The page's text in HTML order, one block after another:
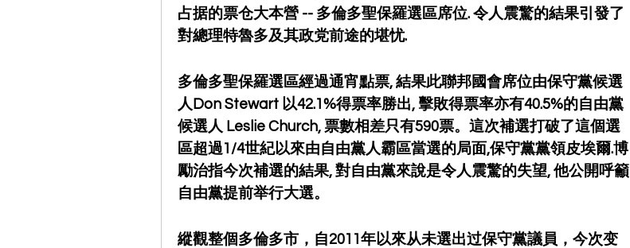
占据的票仓大本營 -- 多倫多聖保羅選區席位. 令人震驚的結果引發了
對總理特魯多及其政党前途的堪忧.
多倫多聖保羅選區經過通宵點票, 結果此聯邦國會席位由保守黨候選
人Don Stewart 以42.1%得票率勝出, 擊敗得票率亦有40.5%的自由黨
候選人 Leslie Church, 票數相差只有590票。這次補選打破了這個選
區超過1/4世紀以來由自由黨人霸區當選的局面,保守黨黨領皮埃爾.博
勵治指今次補選的結果, 對自由黨來說是令人震驚的失望, 他公開呼籲
自由黨提前举行大選。
縱觀整個多倫多市，自2011年以來从未選出过保守黨議員，今次变